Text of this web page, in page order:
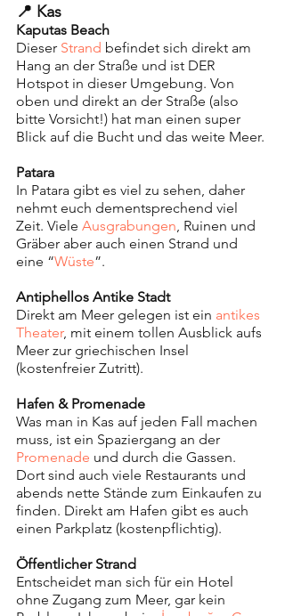
📍 Kas
Kaputas Beach
Dieser Strand befindet sich direkt am
Hang an der Straße und ist DER
Hotspot in dieser Umgebung. Von
oben und direkt an der Straße (also
bitte Vorsicht!) hat man einen super
Blick auf die Bucht und das weite Meer.
Patara
In Patara gibt es viel zu sehen, daher
nehmt euch dementsprechend viel
Zeit. Viele Ausgrabungen , Ruinen und
Gräber aber auch einen Strand und
eine “Wüste”.
Antiphellos Antike Stadt
Direkt am Meer gelegen ist ein antikes
Theater, mit einem tollen Ausblick aufs
Meer zur griechischen Insel
(kostenfreier Zutritt).
Hafen & Promenade
Was man in Kas auf jeden Fall machen
muss, ist ein Spaziergang an der
Promenade und durch die Gassen.
Dort sind auch viele Restaurants und
abends nette Stände zum Einkaufen zu
finden. Direkt am Hafen gibt es auch
einen Parkplatz (kostenpflichtig).
Öffentlicher Strand
Entscheidet man sich für ein Hotel
ohne Zugang zum Meer, gar kein